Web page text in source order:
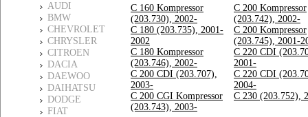
AUDI
BMW
CHEVROLET
CHRYSLER
CITROEN
DACIA
DAEWOO
DAIHATSU
DODGE
FIAT
C 160 Kompressor
(203.730), 2002-
C 180 (203.735), 2001-
2002
C 180 Kompressor
(203.746), 2002-
C 200 CDI (203.707),
2003-
C 200 CGI Kompressor
(203.743), 2003-
C 200 Kompressor
(203.742), 2002-
C 200 Kompressor
(203.745), 2001-
C 220 CDI
2001-
C 220 CDI
2004-
C 230 (203.752),